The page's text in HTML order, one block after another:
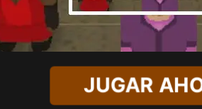
JUGAR